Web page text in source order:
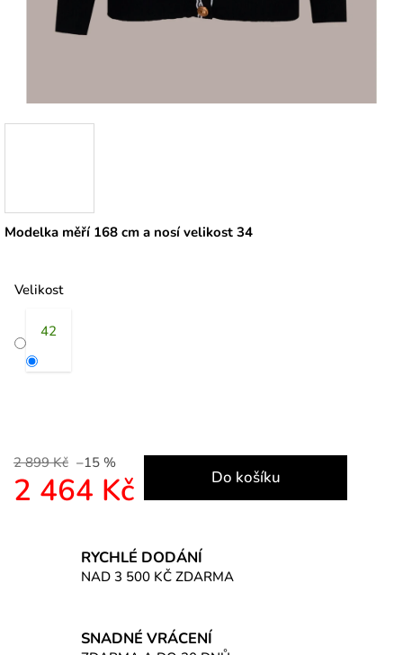
Modelka měří 168 cm a nosí velikost 34
Velikost
42
2 899 Kč –15 %
2 464 Kč Do košíku
RYCHLÉ DODÁNÍ
NAD 3 500 KČ ZDARMA
SNADNÉ VRÁCENÍ